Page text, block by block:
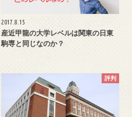
2017.8.15
産近甲龍の大学レベルは関東の日東
駒専と同じなのか？
評判